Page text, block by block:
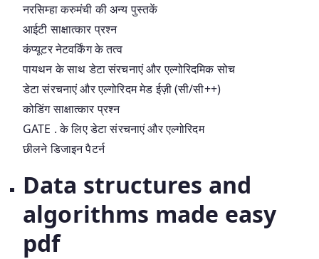
नरसिम्हा करुमंची की अन्य पुस्तकें
आईटी साक्षात्कार प्रश्न
कंप्यूटर नेटवर्किंग के तत्व
पायथन के साथ डेटा संरचनाएं और एल्गोरिदमिक सोच
डेटा संरचनाएं और एल्गोरिदम मेड ईज़ी (सी/सी++)
कोडिंग साक्षात्कार प्रश्न
GATE . के लिए डेटा संरचनाएं और एल्गोरिदम
छीलने डिजाइन पैटर्न
Data structures and
algorithms made easy
pdf